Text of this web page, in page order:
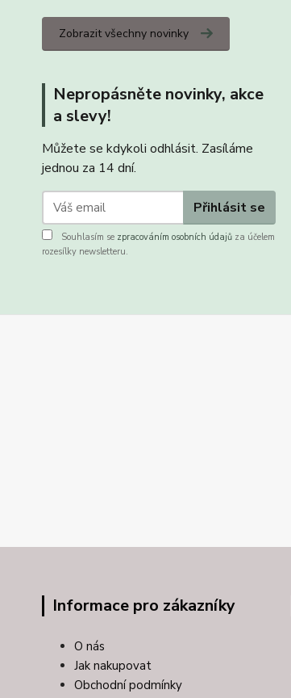
Zobrazit všechny novinky
Nepropásněte novinky, akce
a slevy!
Můžete se kdykoli odhlásit. Zasíláme
jednou za 14 dní.
Přihlásit se
Souhlasím se zpracováním osobních údajů za účelem
rozesílky newsletteru.
Informace pro zákazníky
O nás
Jak nakupovat
Obchodní podmínky